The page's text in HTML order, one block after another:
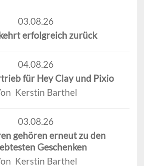
03.08.26
erfolgreich zurück
04.08.26
für Hey Clay und Pixio
Kerstin Barthel
03.08.26
gehören erneut zu den
Geschenken
Kerstin Barthel